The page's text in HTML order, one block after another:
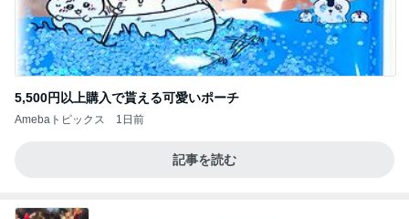
5,500円以上購入で貰える可愛いポーチ
Amebaトピックス 1日前
記事を読む